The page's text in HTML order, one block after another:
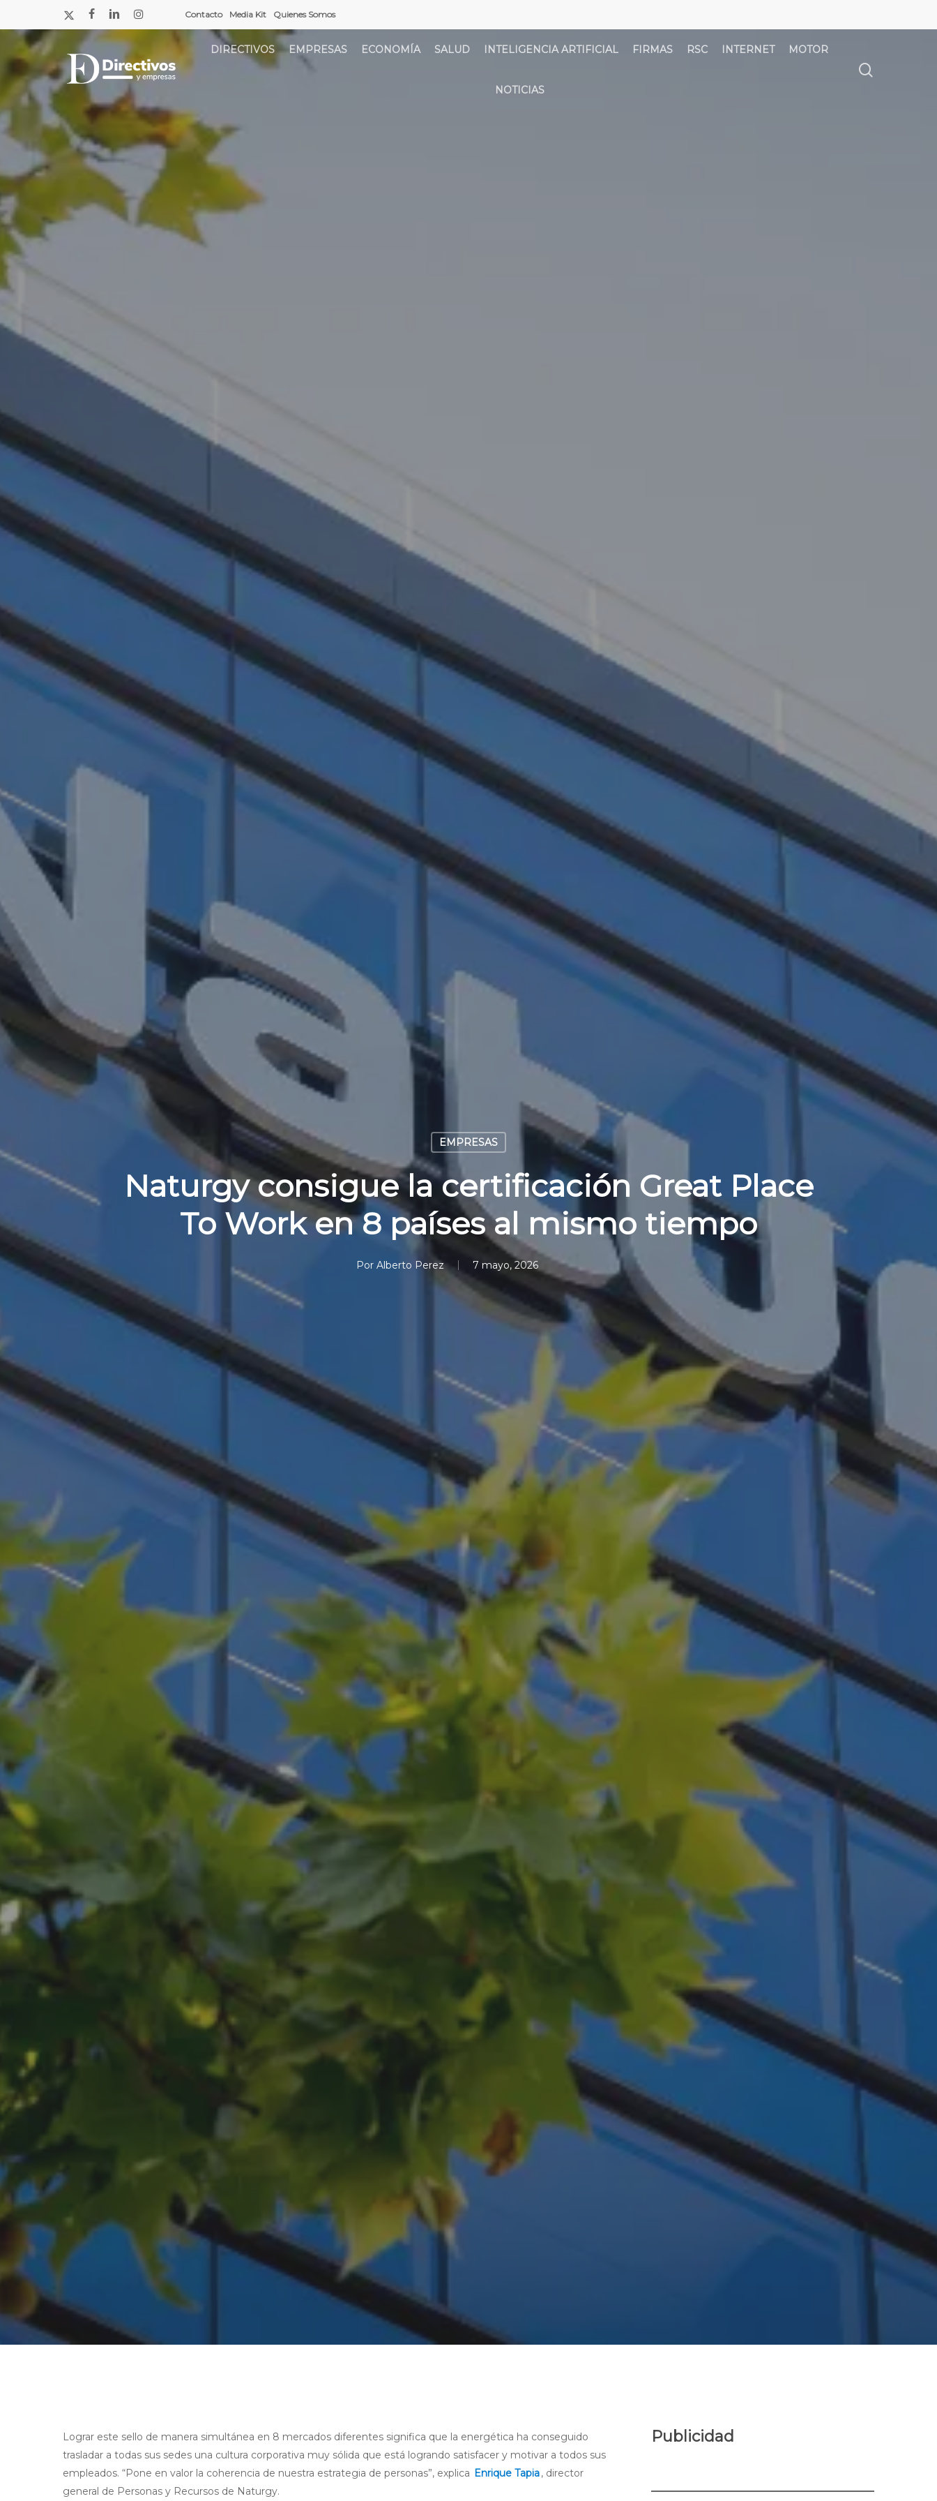
a
contenido
principal
x-
twitter
facebooklinkedininstagram Contacto Media Kit Quienes Somos
Pulse enter para buscar o la tecla ESC para cerrar
DIRECTIVOS EMPRESAS ECONOMÍA SALUD INTELIGENCIA ARTIFICIAL FIRMAS RSC INTERNET MOTOR
NOTICIAS
EMPRESAS
Naturgy consigue la certificación Great Place
To Work en 8 países al mismo tiempo
Por Alberto Perez 7 mayo, 2026
Lograr este sello de manera simultánea en 8 mercados diferentes significa que la energética ha conseguido
trasladar a todas sus sedes una cultura corporativa muy sólida que está logrando satisfacer y motivar a todos sus
empleados. “Pone en valor la coherencia de nuestra estrategia de personas”, explica Enrique Tapia, director
general de Personas y Recursos de Naturgy.
Publicidad